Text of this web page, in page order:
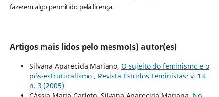
fazerem algo permitido pela licença.
Artigos mais lidos pelo mesmo(s) autor(es)
Silvana Aparecida Mariano, O sujeito do feminismo e o
pós-estruturalismo , Revista Estudos Feministas: v. 13
n. 3 (2005)